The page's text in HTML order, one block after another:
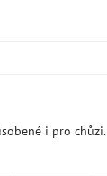
i pro chůzi.